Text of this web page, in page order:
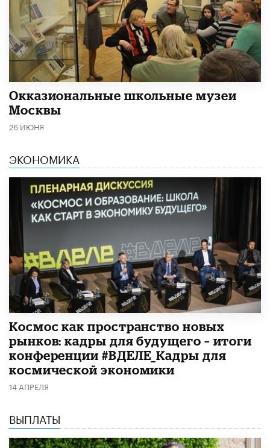
​Окказиональные школьные музеи
Москвы
26 ИЮНЯ
ЭКОНОМИКА
Космос как пространство новых
рынков: кадры для будущего – итоги
конференции #ВДЕЛЕ_Кадры для
космической экономики
14 АПРЕЛЯ
ВЫПЛАТЫ